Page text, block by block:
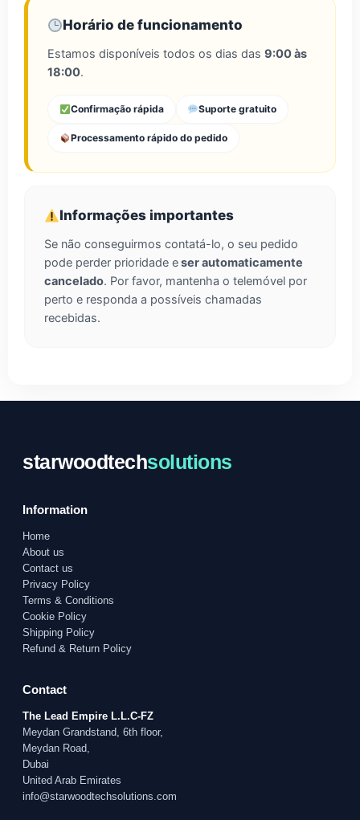
Horário de funcionamento
Estamos disponíveis todos os dias das 9:00 às
18:00.
Confirmação rápida Suporte gratuito
Processamento rápido do pedido
Informações importantes
Se não conseguirmos contatá-lo, o seu pedido
pode perder prioridade eser automaticamente
cancelado. Por favor, mantenha o telemóvel por
perto e responda a possíveis chamadas
recebidas.
starwoodtechsolutions
Information
Home
About us
Contact us
Privacy Policy
Terms & Conditions
Cookie Policy
Shipping Policy
Refund & Return Policy
Contact
The Lead Empire L.L.C-FZ
Meydan Grandstand, 6th floor,
Meydan Road,
Dubai
United Arab Emirates
info@starwoodtechsolutions.com